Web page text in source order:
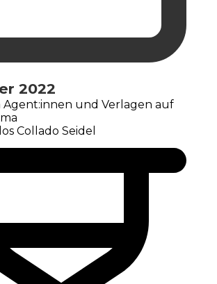
2022
Agent:innen und Verlagen auf
Collado Seidel